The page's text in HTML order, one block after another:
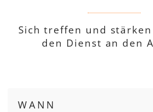
Sich treffen und
den Dienst an den
WANN